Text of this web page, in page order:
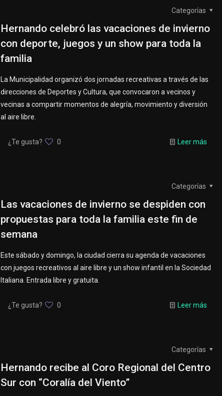
Categorías
Hernando celebró las vacaciones de invierno
con deporte, juegos y un show para toda la
familia
La Municipalidad organizó dos jornadas recreativas a través de las
direcciones de Deportes y Cultura, que convocaron a vecinos y
vecinas a compartir momentos de alegría, movimiento y diversión
al aire libre.
¿Te gusta? 0 Leer más
Categorías
Las vacaciones de invierno se despiden con
propuestas para toda la familia este fin de
semana
Este sábado y domingo, la ciudad cierra su agenda de vacaciones
con juegos recreativos al aire libre y un show infantil en la Sociedad
Italiana. Entrada libre y gratuita.
¿Te gusta? 0 Leer más
Categorías
Hernando recibe al Coro Regional del Centro
Sur con “Coralía del Viento”